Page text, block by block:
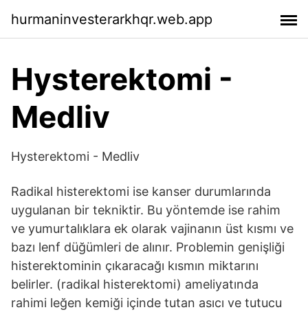
hurmaninvesterarkhqr.web.app
Hysterektomi -
Medliv
Hysterektomi - Medliv
Radikal histerektomi ise kanser durumlarında
uygulanan bir tekniktir. Bu yöntemde ise rahim
ve yumurtalıklara ek olarak vajinanın üst kısmı ve
bazı lenf düğümleri de alınır. Problemin genişliği
histerektominin çıkaracağı kısmın miktarını
belirler. (radikal histerektomi) ameliyatında
rahimi leğen kemiği içinde tutan asıcı ve tutucu